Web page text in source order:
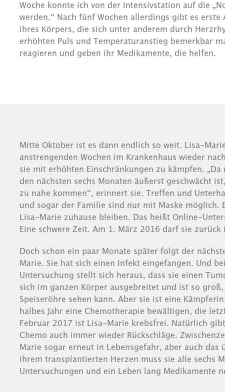
Woche konnte ich von der Intensivstation auf die
werden.“ Nach fünf Wochen allerdings gibt es erste
ihres Körpers, die sich unter anderem durch
erhöhten Puls und Temperaturanstieg bemerkbar
reagieren und geben ihr Medikamente, die helfen.
Mitte Oktober ist es dann endlich so weit. Lisa-
anstrengenden Wochen im Krankenhaus wieder
sie mit erhöhten Einschränkungen zu kämpfen.
den nächsten sechs Monaten äußerst geschwächt
zu nahe kommen“, erinnert sie. Treffen und
und sogar der Familie sind nur mit Maske möglich.
Lisa-Marie zuhause bleiben. Das heißt Online-
Eine schwere Zeit. Am 1. März 2016 darf sie zurück
Doch schon ein paar Monate später folgt der
Marie. Sie hat sich einen Infekt eingefangen. Und
Untersuchung stellt sich heraus, dass sie einen
sich im ganzen Körper ausgebreitet und ist so
Speiseröhre sehen kann. Aber sie ist eine
halbes Jahr eine Chemotherapie bewältigen, die
Februar 2017 ist Lisa-Marie krebsfrei. Natürlich
Chemo auch immer wieder Rückschläge.
Marie sogar erneut in Lebensgefahr, aber auch das
ihrem transplantierten Herzen muss sie alle sechs
Untersuchungen und ein Leben lang Medikamente